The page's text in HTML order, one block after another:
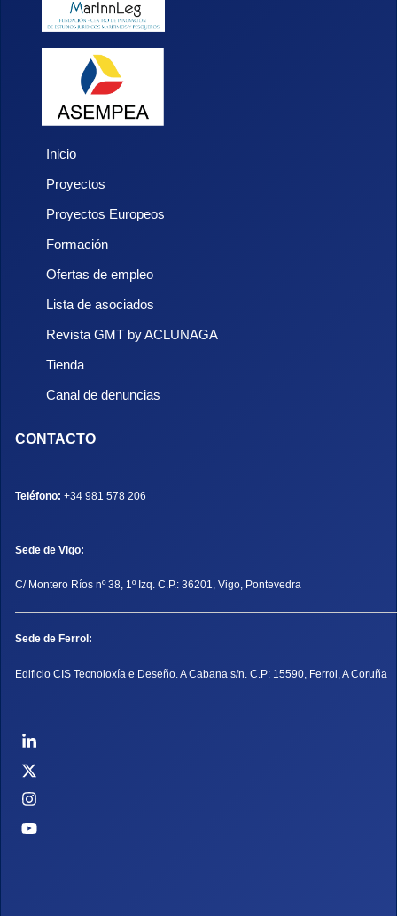
Inicio
Proyectos
Proyectos Europeos
Formación
Ofertas de empleo
Lista de asociados
Revista GMT by ACLUNAGA
Tienda
Canal de denuncias
CONTACTO
Teléfono: +34 981 578 206
Sede de Vigo:
C/ Montero Ríos nº 38, 1º Izq. C.P.: 36201, Vigo, Pontevedra
Sede de Ferrol:
Edificio CIS Tecnoloxía e Deseño. A Cabana s/n. C.P: 15590, Ferrol, A Coruña